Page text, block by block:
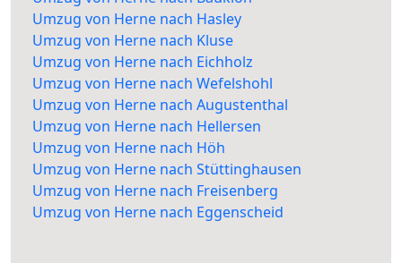
Umzug von Herne nach Hasley
Umzug von Herne nach Kluse
Umzug von Herne nach Eichholz
Umzug von Herne nach Wefelshohl
Umzug von Herne nach Augustenthal
Umzug von Herne nach Hellersen
Umzug von Herne nach Höh
Umzug von Herne nach Stüttinghausen
Umzug von Herne nach Freisenberg
Umzug von Herne nach Eggenscheid